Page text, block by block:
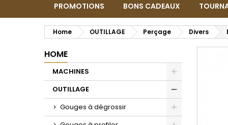
PROMOTIONS BONS CADEAUX
Home OUTILLAGE Perçage Divers
HOME
MACHINES
OUTILLAGE
Gouges à dégrossir